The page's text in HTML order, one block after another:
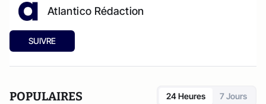
Atlantico Rédaction
SUIVRE
POPULAIRES 24 Heures 7 Jours